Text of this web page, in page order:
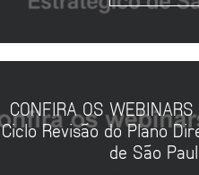
CONFIRA OS
Ciclo Revisão do Plano
de São